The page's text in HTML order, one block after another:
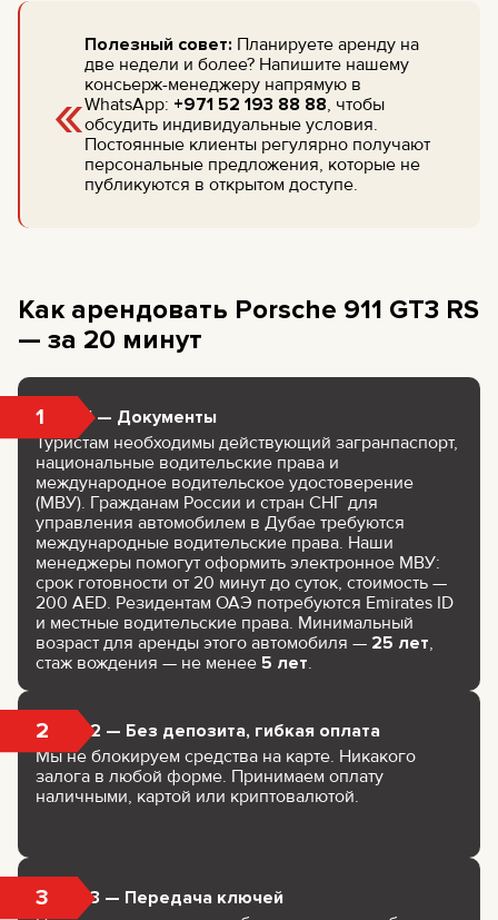
«
Полезный совет: Планируете аренду на
две недели и более? Напишите нашему
консьерж-менеджеру напрямую в
WhatsApp: +971 52 193 88 88, чтобы
обсудить индивидуальные условия.
Постоянные клиенты регулярно получают
персональные предложения, которые не
публикуются в открытом доступе.
Как арендовать Porsche 911 GT3 RS
— за 20 минут
1 Шаг 1 — Документы
Туристам необходимы действующий загранпаспорт,
национальные водительские права и
международное водительское удостоверение
(МВУ). Гражданам России и стран СНГ для
управления автомобилем в Дубае требуются
международные водительские права. Наши
менеджеры помогут оформить электронное МВУ:
срок готовности от 20 минут до суток, стоимость —
200 AED. Резидентам ОАЭ потребуются Emirates ID
и местные водительские права. Минимальный
возраст для аренды этого автомобиля — 25 лет,
стаж вождения — не менее 5 лет.
2 Шаг 2 — Без депозита, гибкая оплата
Мы не блокируем средства на карте. Никакого
залога в любой форме. Принимаем оплату
наличными, картой или криптовалютой.
3 Шаг 3 — Передача ключей